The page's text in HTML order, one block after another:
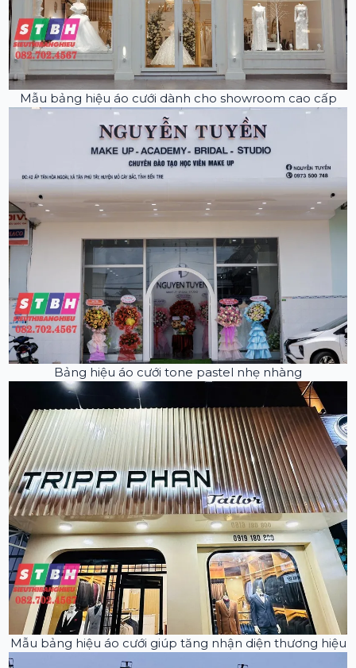
Mẫu bảng hiệu áo cưới dành cho showroom cao cấp
Bảng hiệu áo cưới tone pastel nhẹ nhàng
Mẫu bảng hiệu áo cưới giúp tăng nhận diện thương hiệu